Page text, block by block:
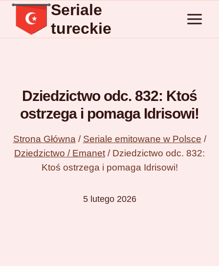
Przejdź
treści
Seriale
tureckie
Dziedzictwo odc. 832: Ktoś
ostrzega i pomaga Idrisowi!
Strona Główna / Seriale emitowane w Polsce /
Dziedzictwo / Emanet / Dziedzictwo odc. 832:
Ktoś ostrzega i pomaga Idrisowi!
5 lutego 2026